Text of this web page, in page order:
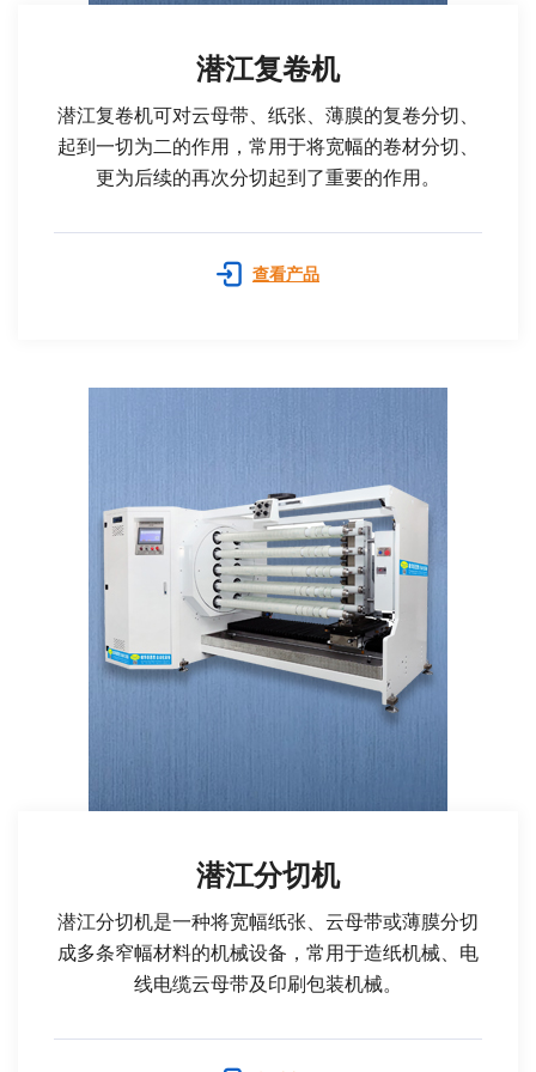
潜江复卷机
潜江复卷机可对云母带、纸张、薄膜的复卷分切、
起到一切为二的作用，常用于将宽幅的卷材分切、
更为后续的再次分切起到了重要的作用。
查看产品
潜江分切机
潜江分切机是一种将宽幅纸张、云母带或薄膜分切
成多条窄幅材料的机械设备，常用于造纸机械、电
线电缆云母带及印刷包装机械。